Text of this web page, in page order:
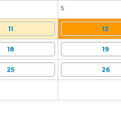
5
11 12
18 19
25 26